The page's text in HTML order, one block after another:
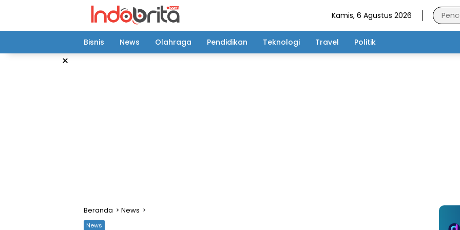
Kamis, 6 Agustus 2026
Bisnis News Olahraga Pendidikan Teknologi Travel Politik
×
Beranda News
News